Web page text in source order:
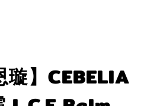
／無抗生
醫師好評推薦 寶寶也能使用歐!
有想過自己在用的保養品也可以
麗就可以，擁有許多醫師好評推
璇】CEBELIA